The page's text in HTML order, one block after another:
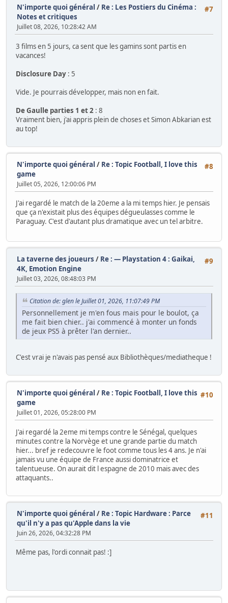
#7
N'importe quoi général / Re : Les Postiers du Cinéma :
Notes et critiques
Juillet 08, 2026, 10:28:42 AM
3 films en 5 jours, ca sent que les gamins sont partis en
vacances!
Disclosure Day : 5
Vide. Je pourrais développer, mais non en fait.
De Gaulle parties 1 et 2 : 8
Vraiment bien, j'ai appris plein de choses et Simon Abkarian est
au top!
#8
N'importe quoi général / Re : Topic Football, I love this
game
Juillet 05, 2026, 12:00:06 PM
J'ai regardé le match de la 20eme a la mi temps hier. Je pensais
que ça n'existait plus des équipes dégueulasses comme le
Paraguay. C'est d'autant plus dramatique avec un tel arbitre.
#9
La taverne des joueurs / Re : — Playstation 4 : Gaikai,
4K, Emotion Engine
Juillet 03, 2026, 08:48:03 PM
Citation de: glen le Juillet 01, 2026, 11:07:49 PM
Personnellement je m'en fous mais pour le boulot, ça
me fait bien chier.. j'ai commencé à monter un fonds
de jeux PS5 à prêter l'an dernier..
C'est vrai je n'avais pas pensé aux Bibliothèques/mediatheque !
#10
N'importe quoi général / Re : Topic Football, I love this
game
Juillet 01, 2026, 05:28:00 PM
J'ai regardé la 2eme mi temps contre le Sénégal, quelques
minutes contre la Norvège et une grande partie du match
hier... bref je redecouvre le foot comme tous les 4 ans. Je n'ai
jamais vu une équipe de France aussi dominatrice et
talentueuse. On aurait dit l espagne de 2010 mais avec des
attaquants..
#11
N'importe quoi général / Re : Topic Hardware : Parce
qu'il n'y a pas qu'Apple dans la vie
Juin 26, 2026, 04:32:28 PM
Même pas, l'ordi connait pas! :]